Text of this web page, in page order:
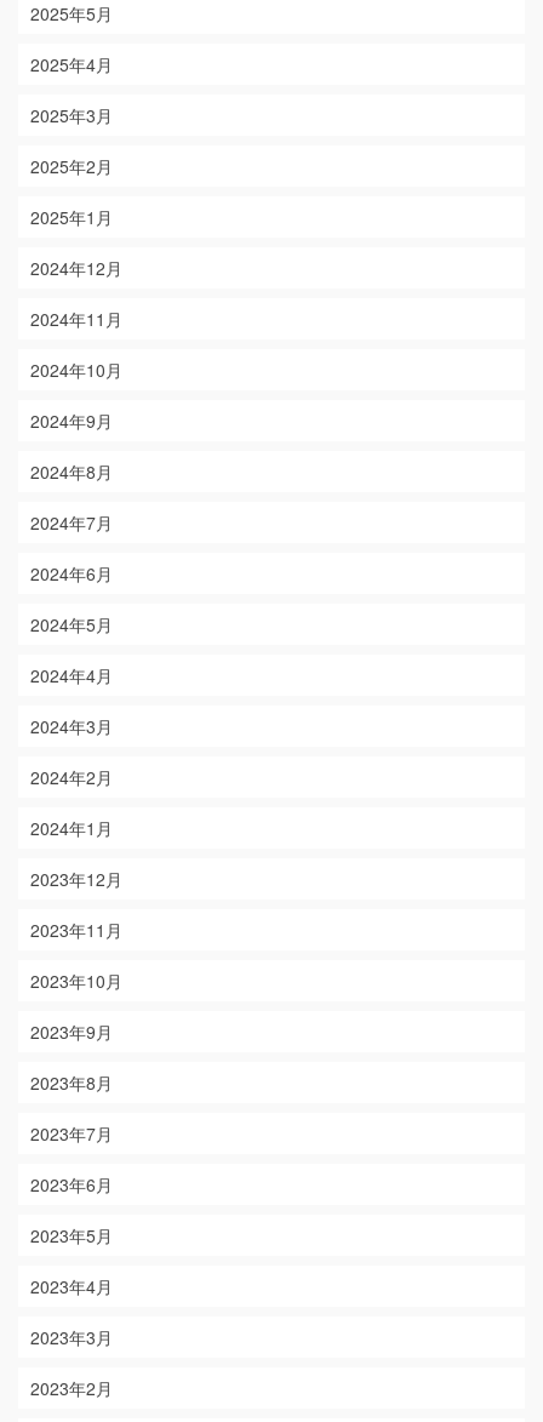
2025年5月
2025年4月
2025年3月
2025年2月
2025年1月
2024年12月
2024年11月
2024年10月
2024年9月
2024年8月
2024年7月
2024年6月
2024年5月
2024年4月
2024年3月
2024年2月
2024年1月
2023年12月
2023年11月
2023年10月
2023年9月
2023年8月
2023年7月
2023年6月
2023年5月
2023年4月
2023年3月
2023年2月